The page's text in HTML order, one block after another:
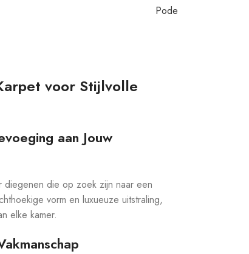
Pode
voor Stijlvolle
aan Jouw
die op zoek zijn naar een
vorm en luxueuze uitstraling,
elke kamer.